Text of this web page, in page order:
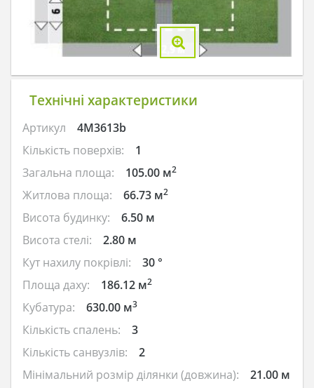
Технічні характеристики
Артикул
4M3613b
Кількість поверхів:
1
Загальна площа:
105.00 м2
Житлова площа: 66.73 м2
Висота будинку:
6.50 м
Висота стелі:
2.80 м
Кут нахилу покрівлі:
30 °
Площа даху:
186.12 м2
Кубатура: 630.00 м3
Кількість спалень:
3
Кількість санвузлів:
2
Мінімальний розмір ділянки (довжина):
21.00 м